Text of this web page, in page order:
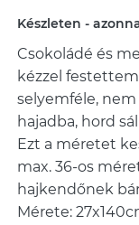
Készleten -
Csokoládé és
kézzel
selyemféle, nem
hajadba, hord
Ezt a méretet
max. 36-os
hajkendőnek
Mérete: